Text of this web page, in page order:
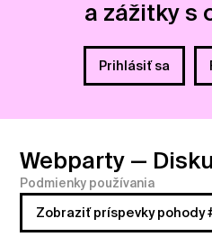
a zážitky s
Prihlásiť sa
Webparty —
Podmienky používania
Zobraziť príspevky